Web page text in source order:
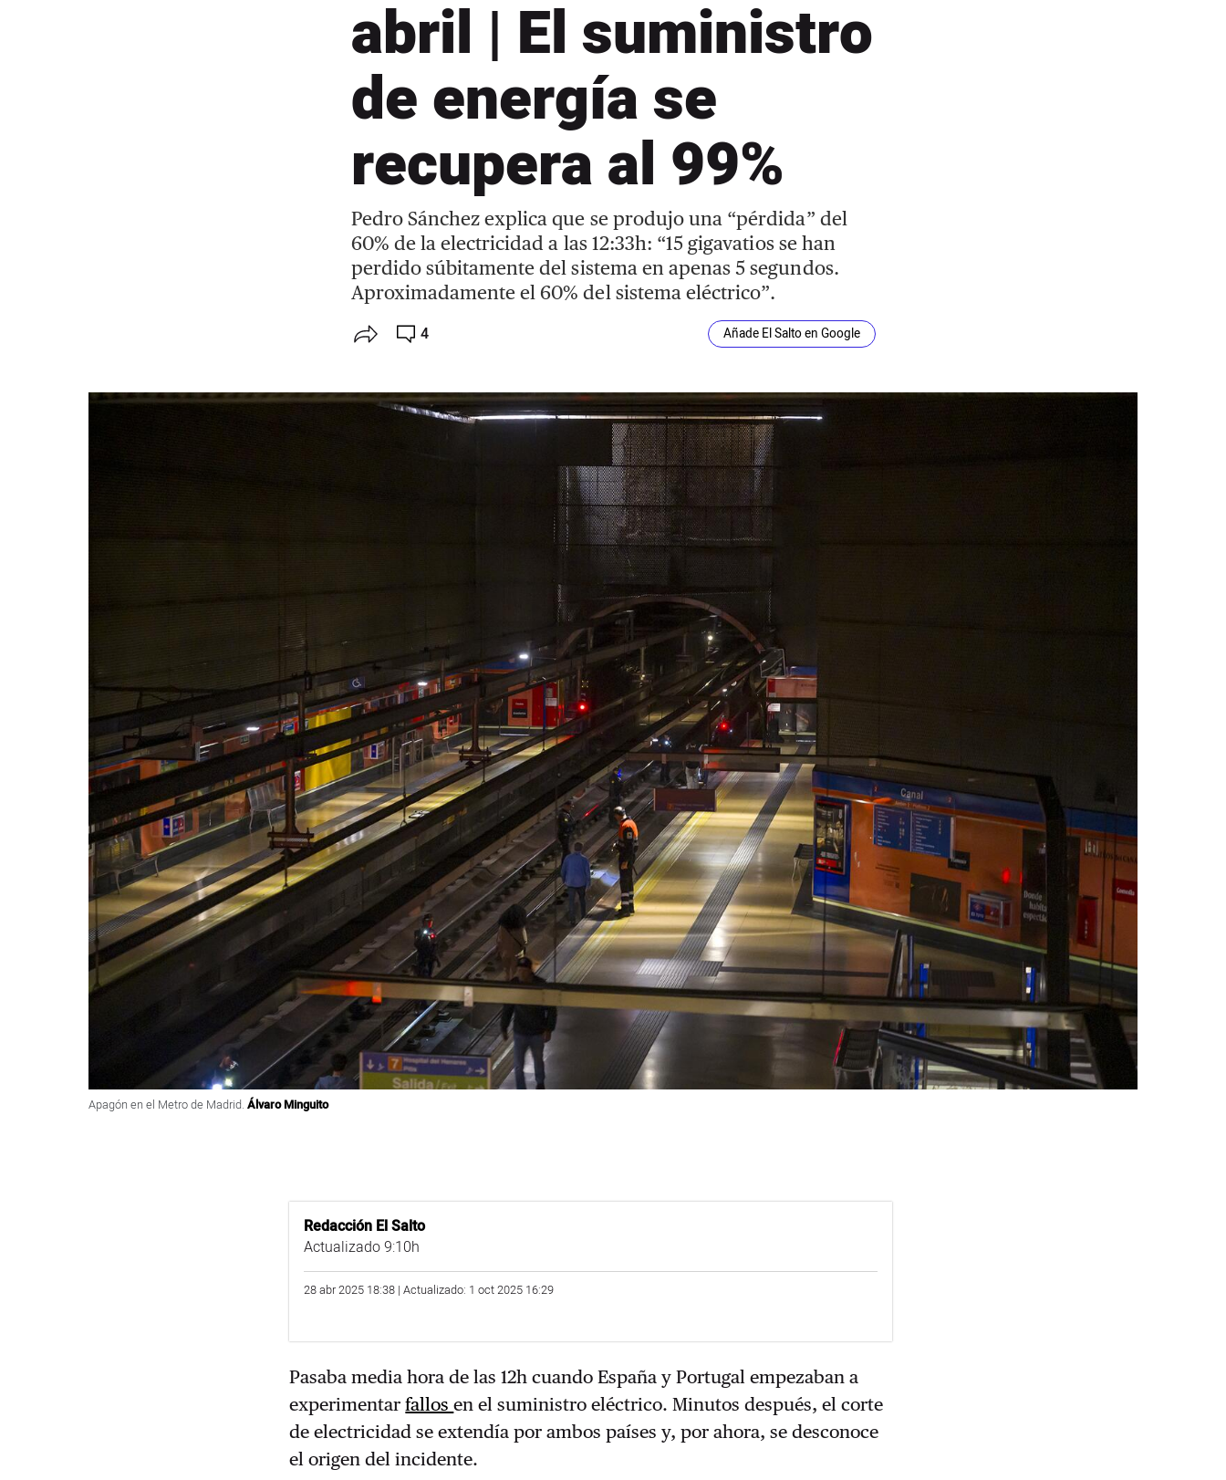
abril | El suministro
de energía se
recupera al 99%
Pedro Sánchez explica que se produjo una “pérdida” del
60% de la electricidad a las 12:33h: “15 gigavatios se han
perdido súbitamente del sistema en apenas 5 segundos.
Aproximadamente el 60% del sistema eléctrico”.
4 Añade El Salto en Google
Apagón en el Metro de Madrid. Álvaro Minguito
Redacción El Salto
Actualizado 9:10h
28 abr 2025 18:38 | Actualizado: 1 oct 2025 16:29
Pasaba media hora de las 12h cuando España y Portugal empezaban a
experimentarfallosen el suministro eléctrico. Minutos después, el corte
de electricidad se extendía por ambos países y, por ahora, se desconoce
el origen del incidente.